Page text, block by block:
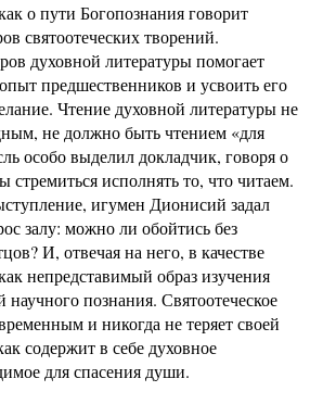
о пути Богопознания говорит
святоотеческих творений.
духовной литературы помогает
предшественников и усвоить его
Чтение духовной литературы не
не должно быть чтением «для
особо выделил докладчик, говоря о
исполнять то, что читаем.
игумен Дионисий задал
залу: можно ли обойтись без
И, отвечая на него, в качестве
непредставимый образ изучения
познания. Святоотеческое
и никогда не теряет своей
содержит в себе духовное
для спасения души.